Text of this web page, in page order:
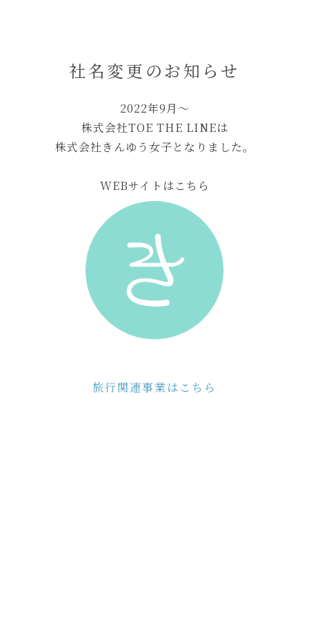
社名変更のお知らせ
2022年9月〜
株式会社TOE THE LINEは
株式会社きんゆう女子となりました。
WEBサイトはこちら
旅行関連事業はこちら